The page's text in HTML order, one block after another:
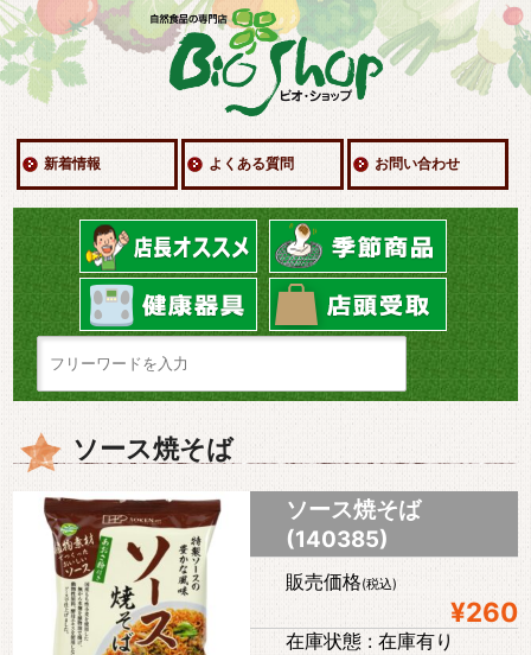
新着情報 よくある質問 お問い合わせ
ソース焼そば
ソース焼そば
(140385)
販売価格(税込)
¥260
在庫状態 : 在庫有り